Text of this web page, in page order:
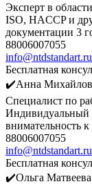
Эксперт в
ISO, HACCP и
документации 3
88006007055
info@ntdstandart.ru
Бесплатная
✔️Анна
Специалист по
Индивидуальный
внимательность к
88006007055
info@ntdstandart.ru
Бесплатная
✔️Ольга Матвеева